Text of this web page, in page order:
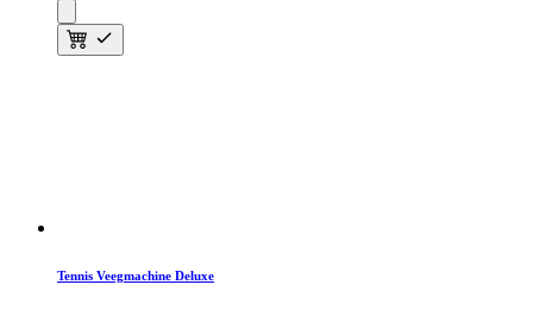
Tennis Veegmachine Deluxe